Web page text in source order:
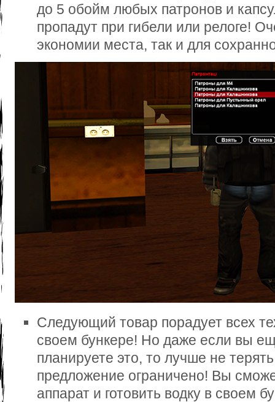
до 5 обойм любых патронов и
пропадут при гибели или релоге!
экономии места, так и для
Следующий товар порадует всех
своем бункере! Но даже если вы
планируете это, то лучше не
предложение ограничено! Вы
аппарат и готовить водку в своем